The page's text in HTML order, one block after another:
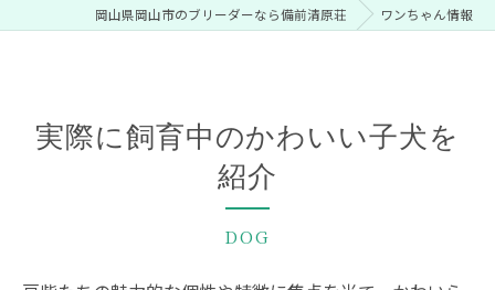
岡山県岡山市のブリーダーなら備前清原荘 ワンちゃん情報
実際に飼育中のかわいい子犬を
紹介
DOG